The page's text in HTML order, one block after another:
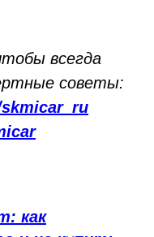
всегда
советы:
как